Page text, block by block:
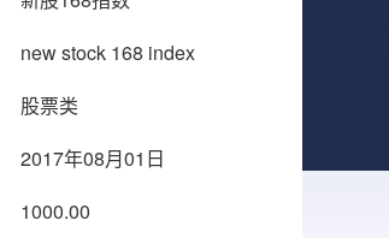
new stock 168 index
股票类
2017年08月01日
1000.00